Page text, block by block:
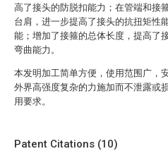
高了接头的防脱扣能力；在管端和接
台肩，进一步提高了接头的抗扭矩性
能；增加了接箍的总体长度，提高了
弯曲能力。
本发明加工简单方便，使用范围广，
外界高强度复杂的力施加而不泄露或
用要求。
Patent Citations (10)